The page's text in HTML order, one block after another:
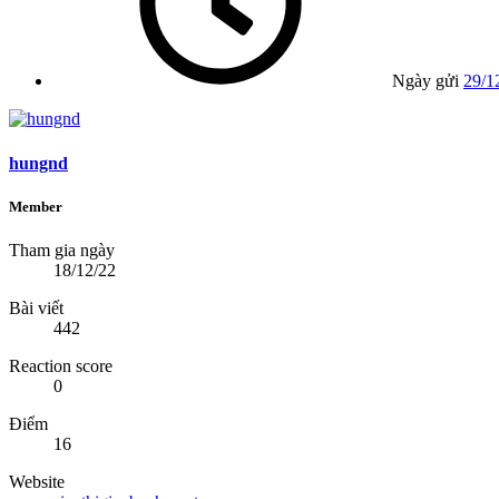
Ngày gửi 29/
hungnd
Member
Tham gia ngày
18/12/22
Bài viết
442
Reaction score
0
Điểm
16
Website